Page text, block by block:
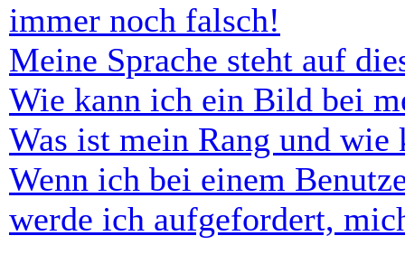
immer noch falsch!
Meine Sprache steht auf
Wie kann ich ein Bild bei
Was ist mein Rang und wie
Wenn ich bei einem
werde ich aufgefordert,